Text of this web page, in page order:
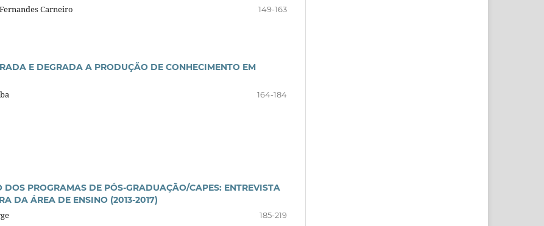
Carneiro
149-163
E DEGRADA A PRODUÇÃO DE CONHECIMENTO EM
164-184
PROGRAMAS DE PÓS-GRADUAÇÃO/CAPES: ENTREVISTA
DA ÁREA DE ENSINO (2013-2017)
185-219